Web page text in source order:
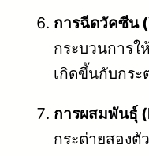
การฉีดวัคซีน
กระบวนการ
เกิดขึ้นกับกระ
การผสมพันธุ์
กระต่ายสอง